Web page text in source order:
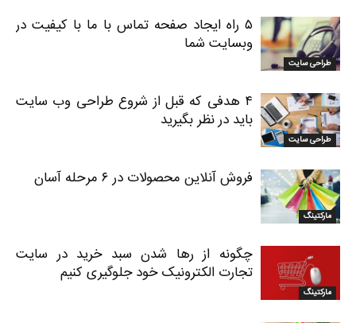
طراحی سایت
۵ راه ایجاد صفحه تماس با ما با کیفیت در
وبسایت شما
طراحی سایت
۴ هدفی که قبل از شروع طراحی وب سایت
باید در نظر بگیرید
مارکتینگ
فروش آنلاین محصولات در ۶ مرحله آسان
مارکتینگ
چگونه از رها شدن سبد خرید در سایت
تجارت الکترونیک خود جلوگیری کنیم